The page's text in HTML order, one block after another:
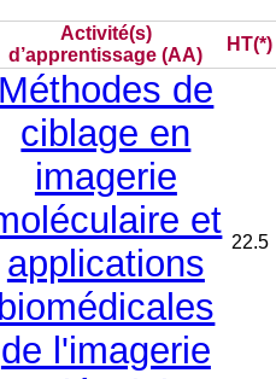
Activité(s)
d’apprentissage (AA)
HT(*)
Méthodes de
ciblage en
imagerie
et
applications
biomédicales
de l'imagerie
22.5